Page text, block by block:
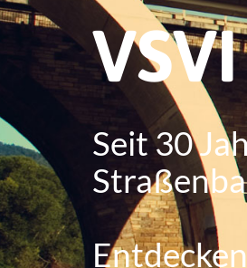
Seit 30